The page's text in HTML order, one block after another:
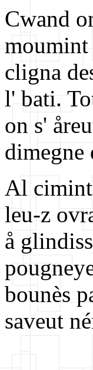
Cwand
moumint
cligna
l' bati.
on s'
dimegne
Al
leu-z
å
bounès
saveut